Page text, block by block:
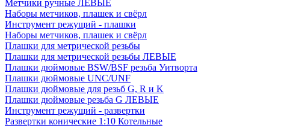
Метчики ручные ЛЕВЫЕ
Наборы метчиков, плашек и свёрл
Инструмент режущий - плашки
Наборы метчиков, плашек и свёрл
Плашки для метрической резьбы
Плашки для метрической резьбы ЛЕВЫЕ
Плашки дюймовые BSW/BSF резьба Уитворта
Плашки дюймовые UNC/UNF
Плашки дюймовые для резьб G, R и K
Плашки дюймовые резьба G ЛЕВЫЕ
Инструмент режущий - развертки
Развертки конические 1:10 Котельные